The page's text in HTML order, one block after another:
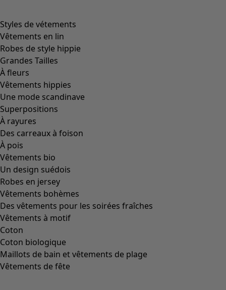
Styles de vétements
Vêtements en lin
Robes de style hippie
Grandes Tailles
À fleurs
Vêtements hippies
Une mode scandinave
Superpositions
À rayures
Des carreaux à foison
À pois
Vêtements bio
Un design suédois
Robes en jersey
Vêtements bohèmes
Des vêtements pour les soirées fraîches
Vêtements à motif
Coton
Coton biologique
Maillots de bain et vêtements de plage
Vêtements de fête